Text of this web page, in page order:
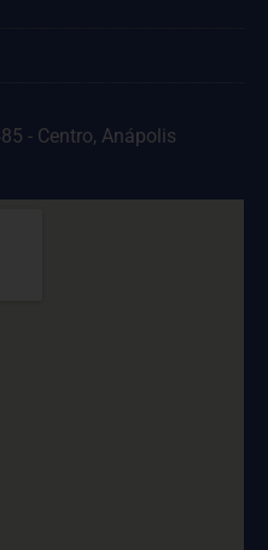
- Centro, Anápolis